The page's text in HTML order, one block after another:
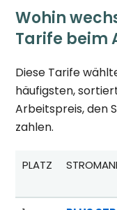
Wohin
Tarife beim
Diese Tarife
häufigsten,
Arbeitspreis, den
zahlen.
Beliebteste Tarife
PLATZ